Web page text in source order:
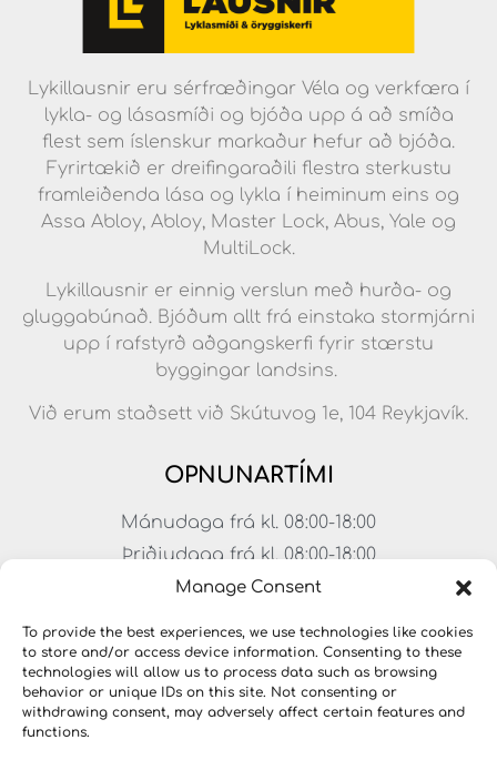
Manage Consent
To provide the best experiences, we use technologies like cookies
to store and/or access device information. Consenting to these
technologies will allow us to process data such as browsing
behavior or unique IDs on this site. Not consenting or
withdrawing consent, may adversely affect certain features and
functions.
Lykillausnir eru sérfræðingar Véla og verkfæra í
lykla- og lásasmíði og bjóða upp á að smíða
flest sem íslenskur markaður hefur að bjóða.
Fyrirtækið er dreifingaraðili flestra sterkustu
framleiðenda lása og lykla í heiminum eins og
Assa Abloy, Abloy, Master Lock, Abus, Yale og
MultiLock.
Lykillausnir er einnig verslun með hurða- og
gluggabúnað. Bjóðum allt frá einstaka stormjárni
upp í rafstyrð aðgangskerfi fyrir stærstu
byggingar landsins.
Við erum staðsett við Skútuvog 1e, 104 Reykjavík.
OPNUNARTÍMI
Mánudaga frá kl. 08:00-18:00
Þriðjudaga frá kl. 08:00-18:00
Miðvikudaga frá kl. 08:00-18:00
Föstudaga frá kl. 08:00-17:00
Laugardagar frá kl. 11:00-15:00